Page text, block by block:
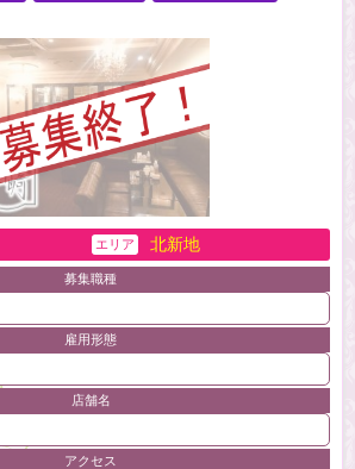
エリア 北新地
募集職種
雇用形態
店舗名
アクセス